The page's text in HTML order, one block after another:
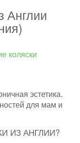
Англии
коляски
эстетика.
для мам и
ИЗ АНГЛИИ?